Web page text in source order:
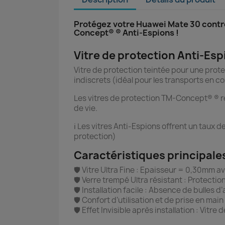
Protégez votre Huawei Mate 30
Concept® ® Anti-Espions !
Vitre de protection Anti-
Vitre de protection teintée pour une
indiscrets (idéal pour les transports en
Les vitres de protection TM-Concept® ®
de vie.
ℹ️ Les vitres Anti-Espions offrent un taux
protection)
Caractéristiques
🛡️ Vitre Ultra Fine : Epaisseur = 0,30mm
🛡️ Verre trempé Ultra résistant :
🛡️ Installation facile : Absence de bulles
🛡️ Confort d’utilisation et de prise en
🛡️ Effet Invisible après installation : Vitre